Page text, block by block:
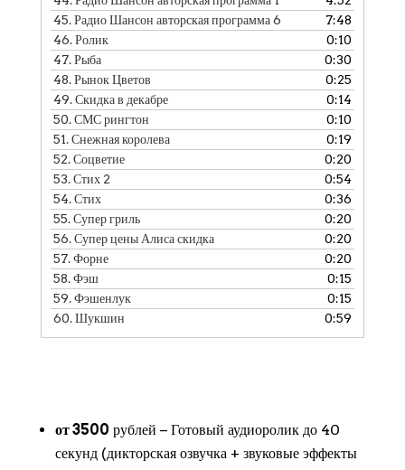
45.Радио Шансон авторская программа 6
7:48
46.Ролик
0:10
47.Рыба
0:30
48.Рынок Цветов
0:25
49.Скидка в декабре
0:14
50.СМС рингтон
0:10
51.Снежная королева
0:19
52.Соцветие
0:20
53.Стих 2
0:54
54.Стих
0:36
55.Супер гриль
0:20
56.Супер цены Алиса скидка
0:20
57.Форне
0:20
58.Фэш
0:15
59.Фэшенлук
0:15
60.Шукшин 0:59
от 3500 рублей − Готовый аудиоролик до 40
секунд (дикторская озвучка + звуковые эффекты